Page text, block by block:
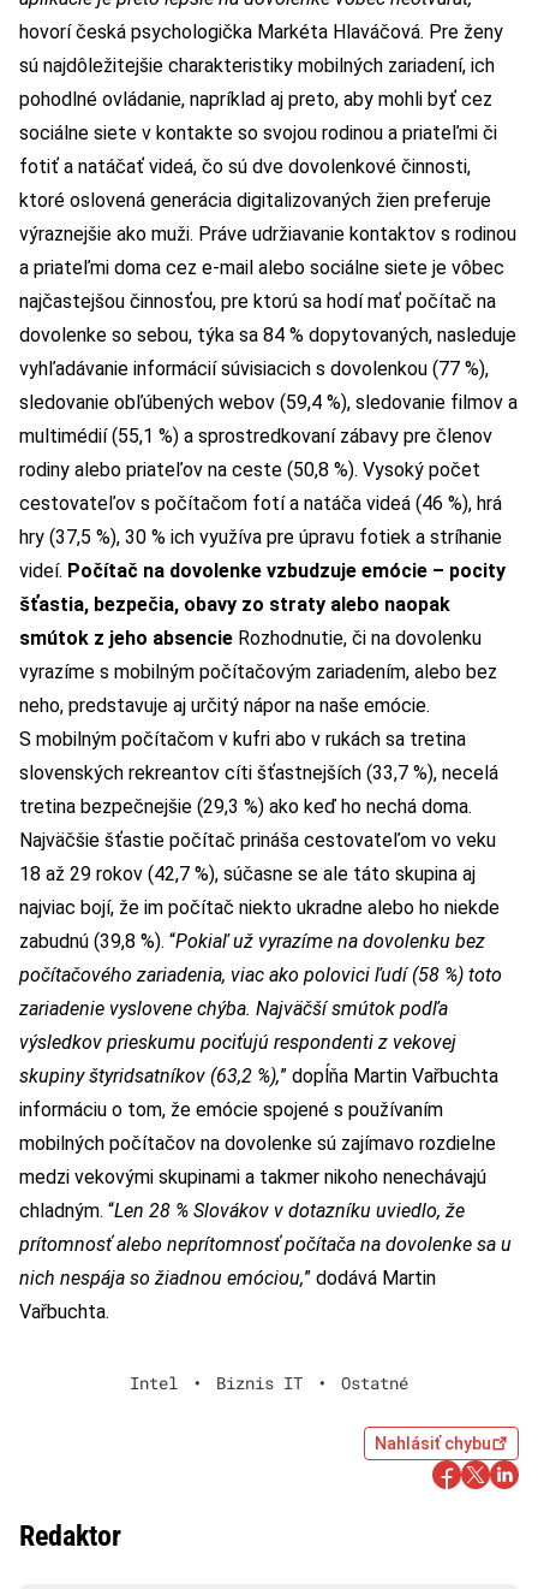
hovorí česká psychologička Markéta Hlaváčová. Pre ženy
sú najdôležitejšie charakteristiky mobilných zariadení, ich
pohodlné ovládanie, napríklad aj preto, aby mohli byť cez
sociálne siete v kontakte so svojou rodinou a priateľmi či
fotiť a natáčať videá, čo sú dve dovolenkové činnosti,
ktoré oslovená generácia digitalizovaných žien preferuje
výraznejšie ako muži. Práve udržiavanie kontaktov s rodinou
a priateľmi doma cez e-mail alebo sociálne siete je vôbec
najčastejšou činnosťou, pre ktorú sa hodí mať počítač na
dovolenke so sebou, týka sa 84 % dopytovaných, nasleduje
vyhľadávanie informácií súvisiacich s dovolenkou (77 %),
sledovanie obľúbených webov (59,4 %), sledovanie filmov a
multimédií (55,1 %) a sprostredkovaní zábavy pre členov
rodiny alebo priateľov na ceste (50,8 %). Vysoký počet
cestovateľov s počítačom fotí a natáča videá (46 %), hrá
hry (37,5 %), 30 % ich využíva pre úpravu fotiek a stríhanie
videí. Počítač na dovolenke vzbudzuje emócie – pocity
šťastia, bezpečia, obavy zo straty alebo naopak
smútok z jeho absencie Rozhodnutie, či na dovolenku
vyrazíme s mobilným počítačovým zariadením, alebo bez
neho, predstavuje aj určitý nápor na naše emócie.
S mobilným počítačom v kufri abo v rukách sa tretina
slovenských rekreantov cíti šťastnejších (33,7 %), necelá
tretina bezpečnejšie (29,3 %) ako keď ho nechá doma.
Najväčšie šťastie počítač prináša cestovateľom vo veku
18 až 29 rokov (42,7 %), súčasne se ale táto skupina aj
najviac bojí, že im počítač niekto ukradne alebo ho niekde
zabudnú (39,8 %). “Pokiaľ už vyrazíme na dovolenku bez
počítačového zariadenia, viac ako polovici ľudí (58 %) toto
zariadenie vyslovene chýba. Najväčší smútok podľa
výsledkov prieskumu pociťujú respondenti z vekovej
skupiny štyridsatníkov (63,2 %),” dopĺňa Martin Vařbuchta
informáciu o tom, že emócie spojené s používaním
mobilných počítačov na dovolenke sú zajímavo rozdielne
medzi vekovými skupinami a takmer nikoho nenechávajú
chladným. “Len 28 % Slovákov v dotazníku uviedlo, že
prítomnosť alebo neprítomnosť počítača na dovolenke sa u
nich nespája so žiadnou emóciou,” dodává Martin
Vařbuchta.
Intel • Biznis IT • Ostatné
Nahlásiť chybu
Redaktor